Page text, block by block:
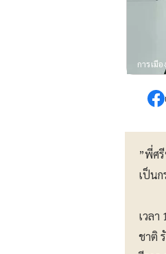
การเมื
”พี่ศ
เป็น
เวล
ชาติ